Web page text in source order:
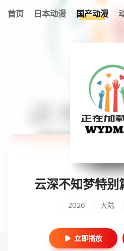
首页 日本动漫 国产动漫
我的观影记录
暂无观看
云深不知梦特别
2026 大陆
立即播放